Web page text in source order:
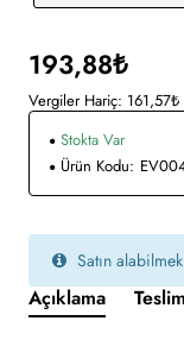
193,88₺
Vergiler Hariç: 161,57₺
Stokta Var
Ürün Kodu:
Satın
Açıklama